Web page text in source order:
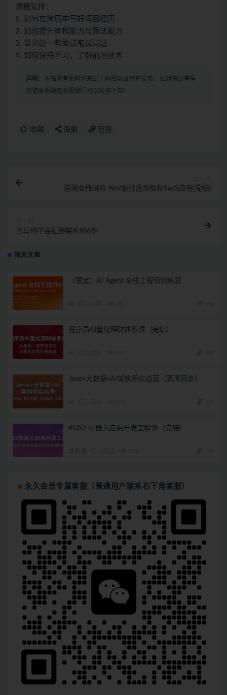
课程安排：
1. 如何在简历中写好项目经历
2. 如何提升编程能力与算法能力
3. 常见的一些面试笔试问题
4. 如何保持学习，了解前沿技术
声明： 本站所有资料均来源于网络以及用户发布，如对资源有争
议请联系微信客服我们可以安排下架！
收藏 海报 链接
前端全栈进阶 Nextjs打造跨框架SaaS应用(完结)
黑马博学谷狂野架构师6期
相关文章
（预定）AI Agent 全栈工程师训练营
程序员AI量化理财体系课（完结）
Java+大数据+AI架构师实战营（高清同步）
ROS2 机器人应用开发工程师（完结）
永久会员专属客服（普通用户联系右下角客服）